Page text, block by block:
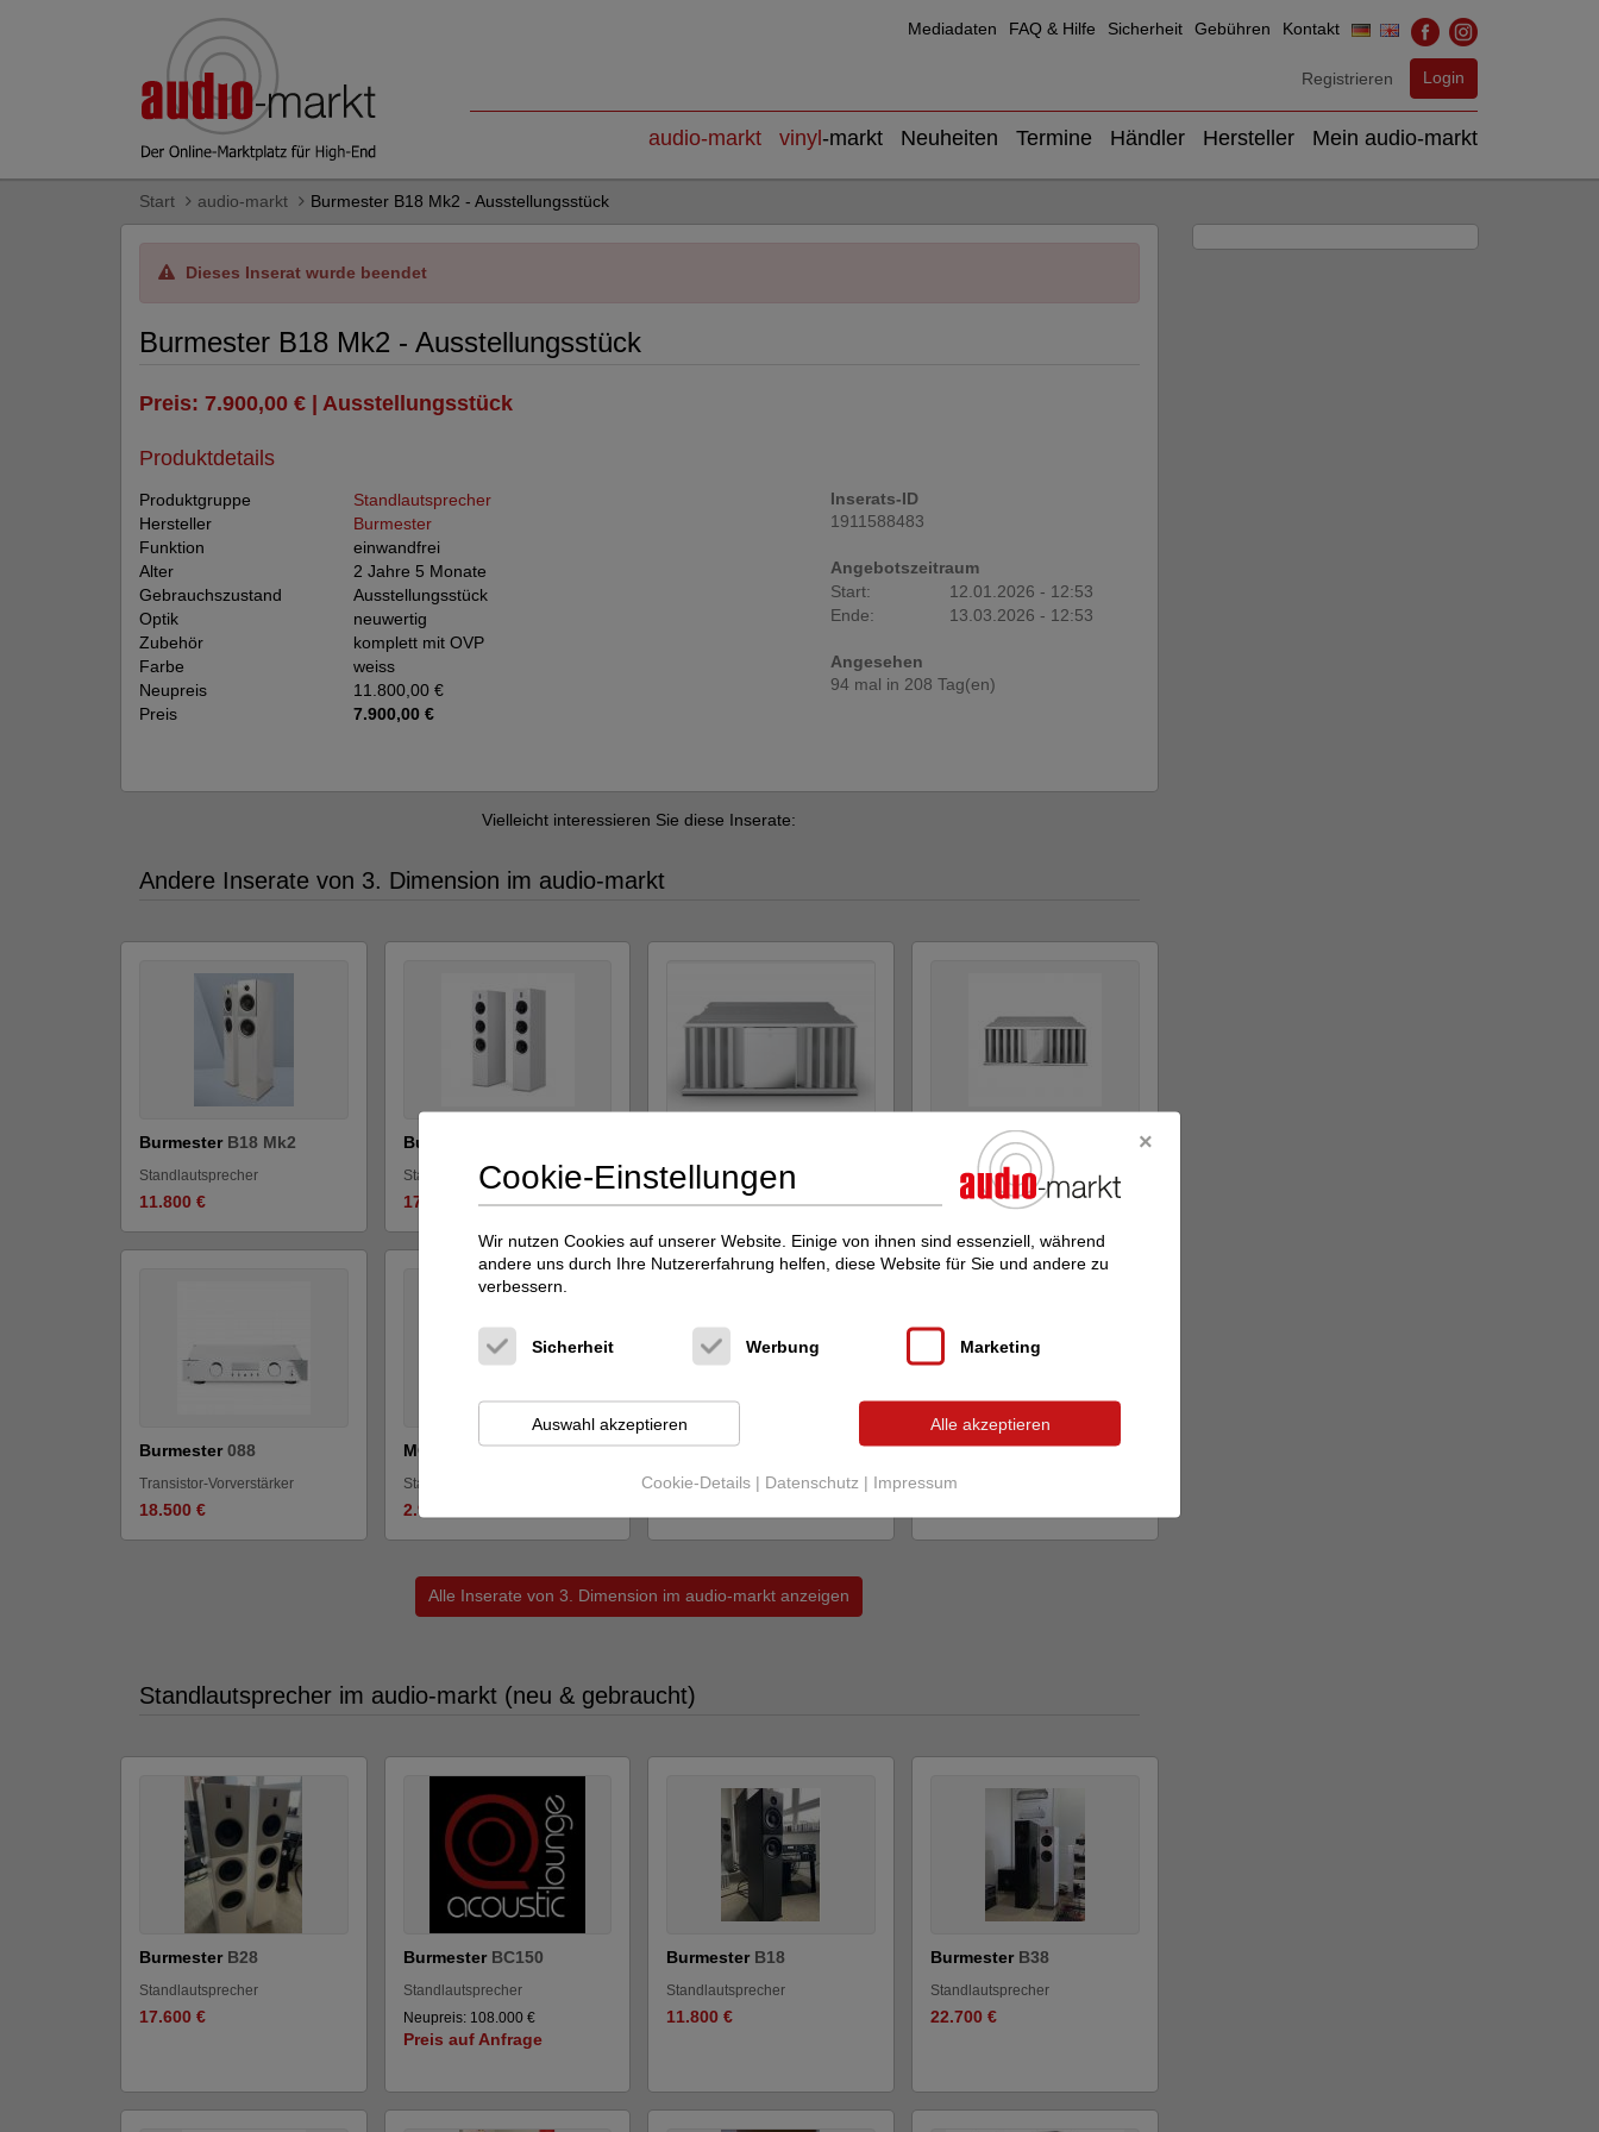
Mediadaten FAQ & Hilfe Sicherheit Gebühren Kontakt
Registrieren Login
audio-markt vinyl -markt Neuheiten Termine Händler Hersteller Mein audio-markt
Start audio-markt Burmester B18 Mk2 - Ausstellungsstück
Dieses Inserat wurde beendet
Burmester B18 Mk2 - Ausstellungsstück
Preis: 7.900,00 € | Ausstellungsstück
Produktdetails
Produktgruppe
Standlautsprecher
Hersteller
Burmester
Funktion
einwandfrei
Alter
2 Jahre 5 Monate
Gebrauchszustand
Ausstellungsstück
Optik
neuwertig
Zubehör
komplett mit OVP
Farbe
weiss
Neupreis
11.800,00 €
Preis
7.900,00 €
Inserats-ID
1911588483
Angebotszeitraum
Start:
12.01.2026 - 12:53
Ende:
13.03.2026 - 12:53
Angesehen
94 mal in 208 Tag(en)
Vielleicht interessieren Sie diese Inserate:
Andere Inserate von 3. Dimension im audio-markt
Burmester B18 Mk2
Standlautsprecher
11.800 €
Burmester
Standlautsprecher
17.600 €
Transistor-Endverstärker
34.800 €
Burmester216
Transistor-Endverstärker
23.800 €
Burmester088
Transistor-Vorverstärker
18.500 €
MC SystemsB3
Standlautsprecher
2.990 €
MC Systems
Standlautsprecher
MC SystemsMP3.1
Standlautsprecher
Alle Inserate von 3. Dimension im audio-markt anzeigen
Standlautsprecher im audio-markt (neu & gebraucht)
Burmester B28
Standlautsprecher
17.600 €
Burmester BC150
Standlautsprecher
Neupreis: 108.000 €
Preis auf Anfrage
Burmester B18
Standlautsprecher
11.800 €
Burmester B38
Standlautsprecher
22.700 €
Cookie-Einstellungen
Wir nutzen Cookies auf unserer Website. Einige von ihnen sind essenziell, während
andere uns durch Ihre Nutzererfahrung helfen, diese Website für Sie und andere zu
verbessern.
Cookie-Details | Datenschutz | Impressum
Sicherheit Werbung Marketing
Auswahl akzeptieren Alle akzeptieren